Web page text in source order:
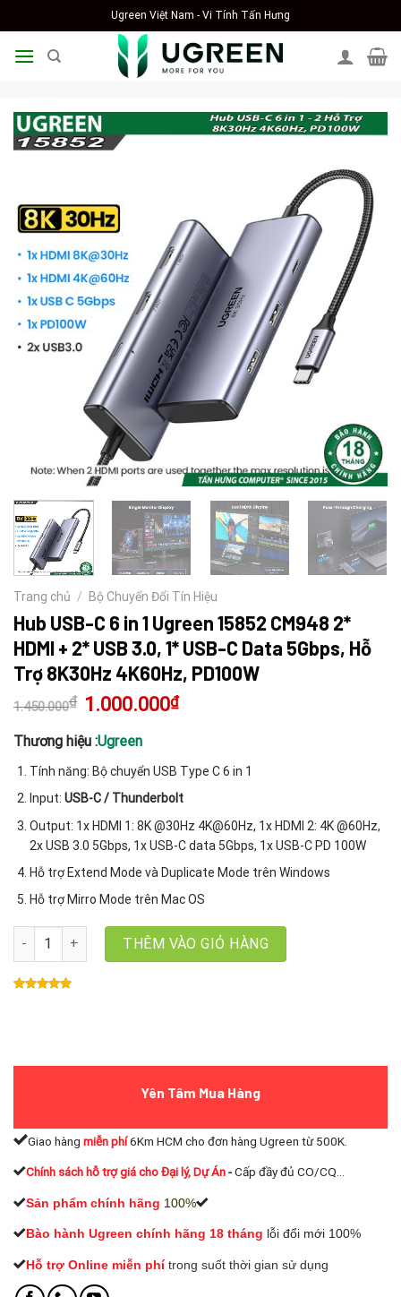
to
content
Ugreen Việt Nam - Vi Tính Tấn Hưng
Trang chủ / Bộ Chuyển Đổi Tín Hiệu
Hub USB-C 6 in 1 Ugreen 15852 CM948 2*
HDMI + 2* USB 3.0, 1* USB-C Data 5Gbps, Hỗ
Trợ 8K30Hz 4K60Hz, PD100W
1.450.000₫
Giá
gốc
1.450.000₫.
1.000.000₫Giá
hiện
Thương hiệu :Ugreen
Tính năng: Bộ chuyển USB Type C 6 in 1
Input:USB-C / Thunderbolt
Output: 1x HDMI 1: 8K @30Hz 4K@60Hz, 1x HDMI 2: 4K @60Hz,
2x USB 3.0 5Gbps, 1x USB-C data 5Gbps, 1x USB-C PD 100W
Hỗ trợ Extend Mode và Duplicate Mode trên Windows
Hỗ trợ Mirro Mode trên Mac OS
Hub USB-C 6 in 1 Ugreen 15852 CM948 2* HDMI + 2* USB 3.0,
THÊM VÀO GIỎ HÀNG
Yên Tâm Mua Hàng
Giao hàng miễn phí6Km HCM cho đơn hàng Ugreen từ 500K.
Chính sách hỗ trợ giá cho Đại lý, Dự Án-Cấp đầy đủ CO/CQ...
Sản phẩm chính hãng 100%
Bào hành Ugreen chính hãng 18 tháng lỗi đổi mới 100%
Hỗ trợ Online miễn phí trong suốt thời gian sử dụng